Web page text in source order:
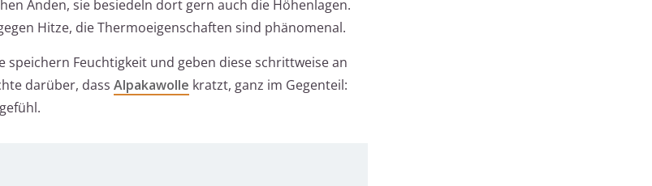
Anden, sie besiedeln dort gern auch die Höhenlagen.
Hitze, die Thermoeigenschaften sind phänomenal.
Feuchtigkeit und geben diese schrittweise an
darüber, dass Alpakawolle kratzt, ganz im Gegenteil: